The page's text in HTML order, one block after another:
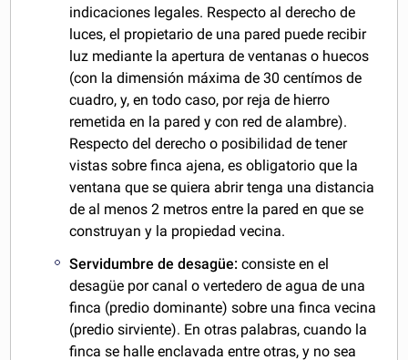
indicaciones legales. Respecto al derecho de
luces, el propietario de una pared puede recibir
luz mediante la apertura de ventanas o huecos
(con la dimensión máxima de 30 centímos de
cuadro, y, en todo caso, por reja de hierro
remetida en la pared y con red de alambre).
Respecto del derecho o posibilidad de tener
vistas sobre finca ajena, es obligatorio que la
ventana que se quiera abrir tenga una distancia
de al menos 2 metros entre la pared en que se
construyan y la propiedad vecina.
Servidumbre de desagüe:consiste en el
desagüe por canal o vertedero de agua de una
finca (predio dominante) sobre una finca vecina
(predio sirviente). En otras palabras, cuando la
finca se halle enclavada entre otras, y no sea